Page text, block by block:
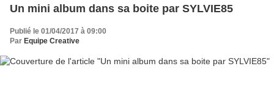
Un mini album dans sa boite par SYLVIE85
Publié le 01/04/2017 à 09:00
Par Equipe Creative